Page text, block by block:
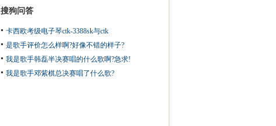
搜狗问答
卡西欧考级电子琴ctk-3388sk与ctk
是歌手评价怎么样啊?好像不错的样子?
我是歌手韩磊半决赛唱的什么歌啊?急求!
我是歌手邓紫棋总决赛唱了什么歌?